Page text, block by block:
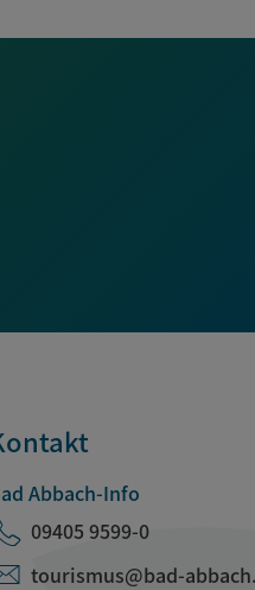
Abbach-Info
09405 9599-0
tourismus@bad-